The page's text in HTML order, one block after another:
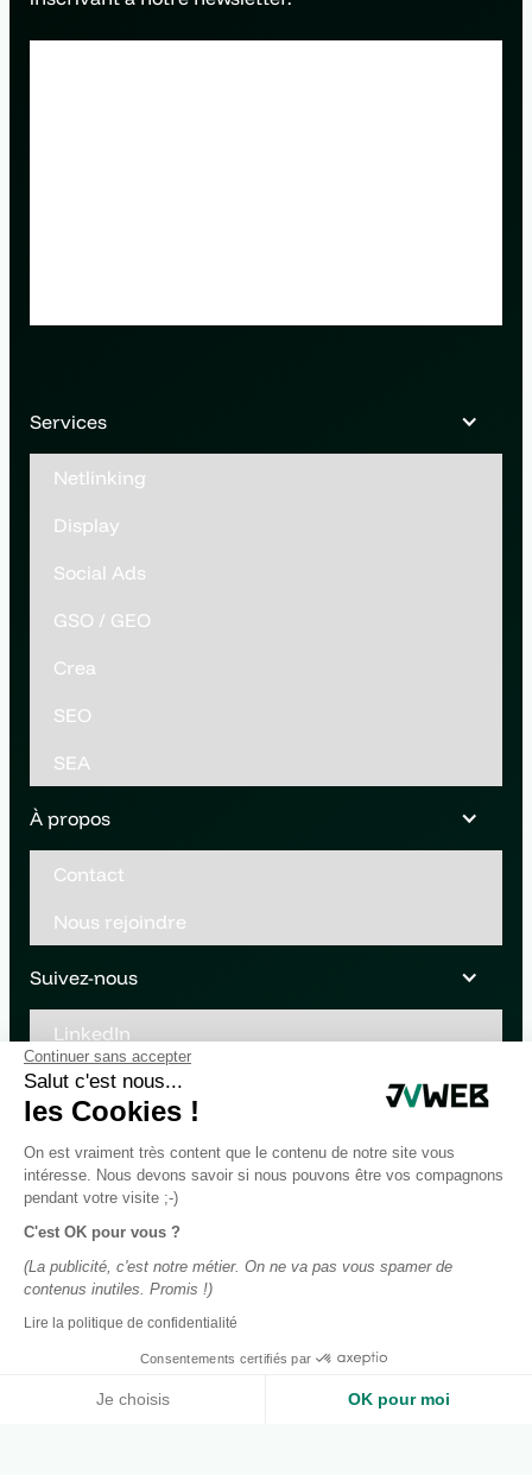
Continuer sans accepter
Salut c'est nous...
les Cookies !
On est vraiment très content que le contenu de notre site vous
intéresse. Nous devons savoir si nous pouvons être vos compagnons
pendant votre visite ;-)
C'est OK pour vous ?
(La publicité, c'est notre métier. On ne va pas vous spamer de
contenus inutiles. Promis !)
Lire la politique de confidentialité
Consentements certifiés par
Je choisis OK pour moi
Services
Netlinking
Display
Social Ads
GSO / GEO
Crea
SEO
SEA
À propos
Contact
Nous rejoindre
Suivez-nous
LinkedIn
Youtube